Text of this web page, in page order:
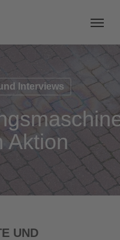
Interviews
Aktion
UND